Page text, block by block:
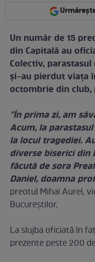
Un număr de 15
din Capitală au
Colectiv,
şi-au pierdut viaţa
octombrie din
"În prima zi, am
Acum, la
la locul tragediei.
diverse biserici din
făcută de sora
Daniel, doamna
preotul Mihai Aurel,
Bucureştilor.
La slujba oficiată în
prezente peste 200